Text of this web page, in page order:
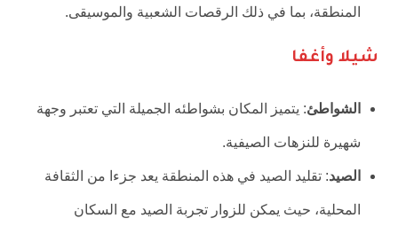
المنطقة، بما في ذلك الرقصات الشعبية والموسيقى.
شيلا وأغفا
الشواطئ: يتميز المكان بشواطئه الجميلة التي تعتبر وجهة
شهيرة للنزهات الصيفية.
الصيد: تقليد الصيد في هذه المنطقة يعد جزءا من الثقافة
المحلية، حيث يمكن للزوار تجربة الصيد مع السكان